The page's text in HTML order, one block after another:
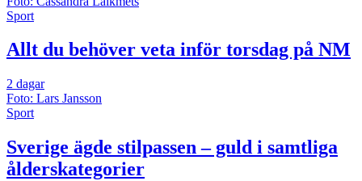
Sport
Allt du behöver veta inför torsdag på NM
2 dagar
Foto: Lars Jansson
Sport
Sverige ägde stilpassen – guld i samtliga
ålderskategorier